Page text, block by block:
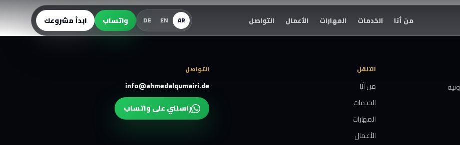
من أنا الخدمات المهارات الأعمال التواصل DE EN AR واتساب ابدأ مشروعك
التنقل
من أنا
الخدمات
المهارات
الأعمال
التواصل
info@ahmedalqumairi.de
راسلني على واتساب